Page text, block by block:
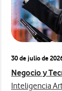
30 de julio de
Ver más
Negocio y
Ver más
Inteligencia